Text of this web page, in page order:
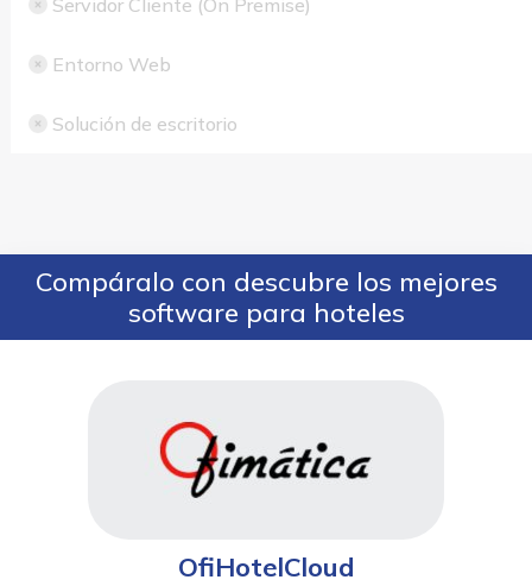
Servidor Cliente (On Premise)
Entorno Web
Solución de escritorio
Compáralo con descubre los mejores
software para hoteles
OfiHotelCloud